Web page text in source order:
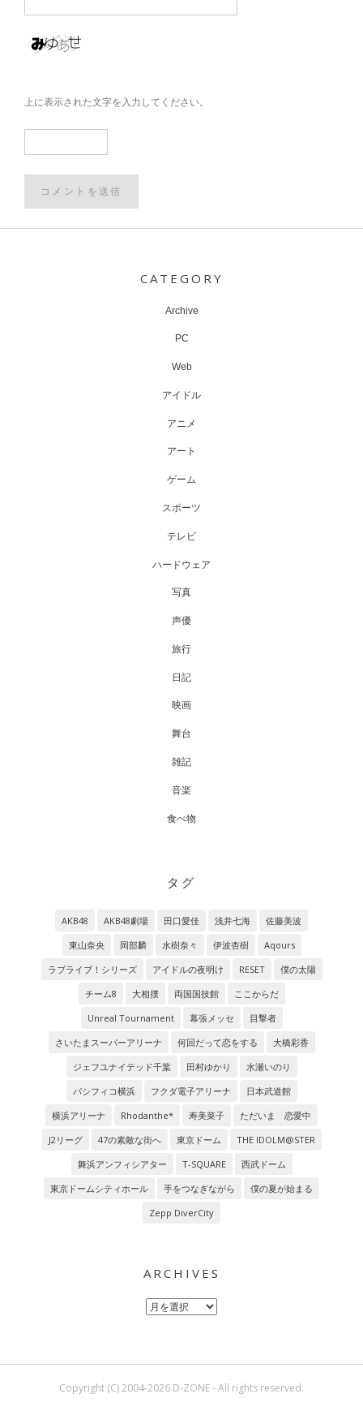
上に表示された文字を入力してください。
CATEGORY
Archive
PC
Web
アイドル
アニメ
アート
ゲーム
スポーツ
テレビ
ハードウェア
写真
声優
旅行
日記
映画
舞台
雑記
音楽
食べ物
タグ
AKB48 AKB48劇場 田口愛佳 浅井七海
佐藤美波
東山奈央
岡部麟 水樹奈々 伊波杏樹
Aqours
ラブライブ！シリーズ
アイドルの夜明け RESET
僕の太陽
チーム8
大相撲 両国国技館
ここからだ
Unreal Tournament
幕張メッセ
目撃者
さいたまスーパーアリーナ
何回だって恋をする
大橋彩香
ジェフユナイテッド千葉
田村ゆかり
水瀬いのり
パシフィコ横浜
フクダ電子アリーナ
日本武道館
横浜アリーナ
Rhodanthe* 寿美菜子
ただいま 恋愛中
J2リーグ
47の素敵な街へ 東京ドーム
THE IDOLM@STER
舞浜アンフィシアター
T-SQUARE
西武ドーム
東京ドームシティホール
手をつなぎながら
僕の夏が始まる
Zepp DiverCity
ARCHIVES
Archives
Copyright (C) 2004-2026 D-ZONE - All rights reserved.